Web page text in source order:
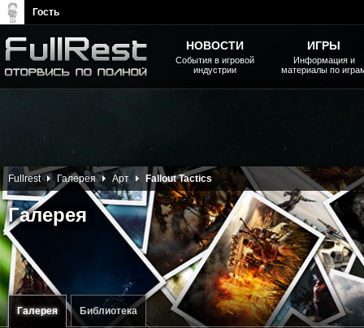
Галерея Библиотека
Галерея
Fullrest Галерея Арт Fallout Tactics
НОВОСТИ
События в игровой
индустрии
ИГРЫ
Информация и
материалы по
Гость